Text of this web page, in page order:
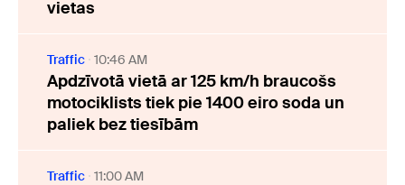
vietas
Traffic 10:46 AM
Apdzīvotā vietā ar 125 km/h braucošs
motociklists tiek pie 1400 eiro soda un
paliek bez tiesībām
Traffic 11:00 AM